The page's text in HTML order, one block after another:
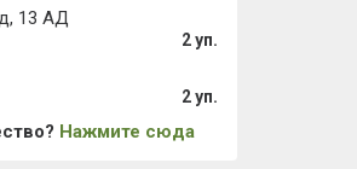
13 АД
2 уп.
2 уп.
Нажмите сюда